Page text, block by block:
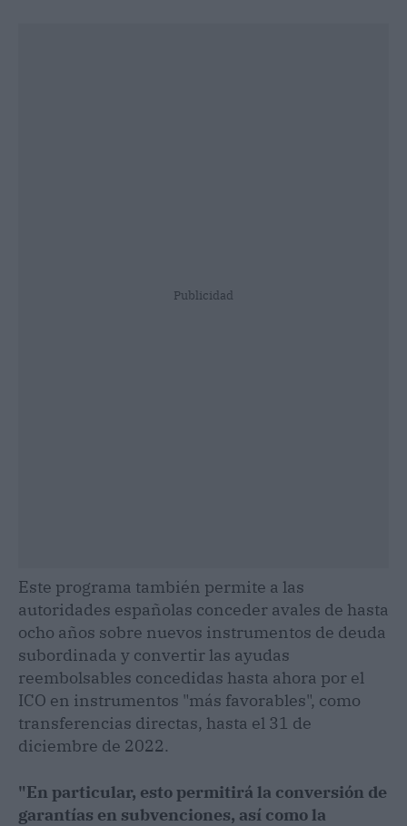
Publicidad
Este programa también permite a las
autoridades españolas conceder avales de hasta
ocho años sobre nuevos instrumentos de deuda
subordinada y convertir las ayudas
reembolsables concedidas hasta ahora por el
ICO en instrumentos "más favorables", como
transferencias directas, hasta el 31 de
diciembre de 2022.
"En particular, esto permitirá la conversión de
garantías en subvenciones, así como la